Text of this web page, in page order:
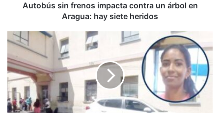
Autobús sin frenos impacta contra un árbol en
Aragua: hay siete heridos
Mujer
muere
quemada
tras
acudir
rito
espiritista